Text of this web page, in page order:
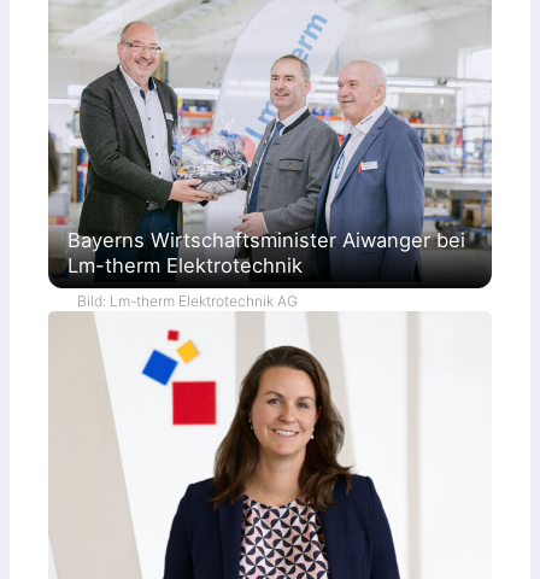
Bayerns Wirtschaftsminister Aiwanger bei
Lm-therm Elektrotechnik
Bild: Lm-therm Elektrotechnik AG